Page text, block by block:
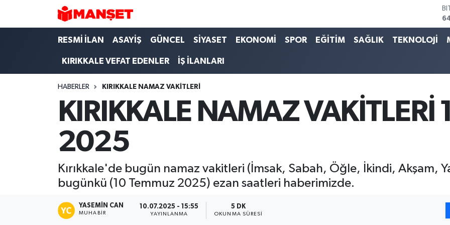
RESMİ İLAN ASAYİŞ GÜNCEL SİYASET EKONOMİ SPOR EĞİTİM SAĞLIK TEKNOLOJİ
KIRIKKALE VEFAT EDENLER İŞ İLANLARI
HABERLER KIRIKKALE NAMAZ VAKİTLERİ
KIRIKKALE NAMAZ VAKİTLERİ
2025
Kırıkkale'de bugün namaz vakitleri (İmsak, Sabah, Öğle, İkindi, Akşam,
bugünkü (10 Temmuz 2025) ezan saatleri haberimizde.
YASEMIN CAN
MUHABIR
10.07.2025 - 15:55
YAYINLANMA
5 DK
OKUNMA SÜRESI
Hava Durumu
Trafik Durumu
Süper Lig Puan Durumu ve Fikstür
Tüm Manşetler
Son Dakika Haberleri
Haber Arşivi